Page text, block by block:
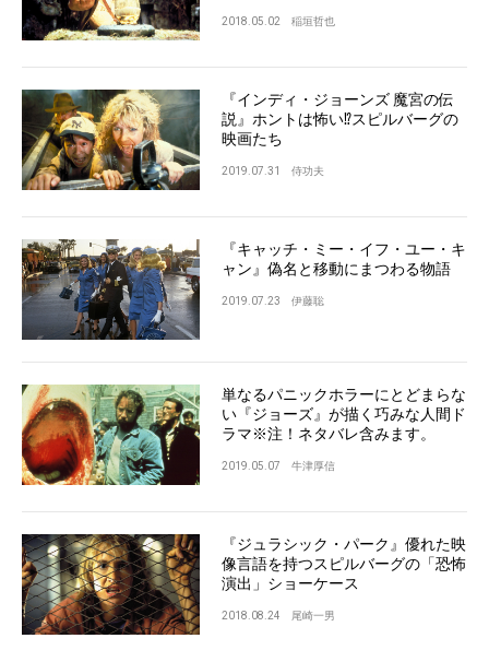
2018.05.02 稲垣哲也
『インディ・ジョーンズ 魔宮の伝
説』ホントは怖い⁉︎スピルバーグの
映画たち
2019.07.31 侍功夫
『キャッチ・ミー・イフ・ユー・キ
ャン』偽名と移動にまつわる物語
2019.07.23 伊藤聡
単なるパニックホラーにとどまらな
い『ジョーズ』が描く巧みな人間ド
ラマ※注！ネタバレ含みます。
2019.05.07 牛津厚信
『ジュラシック・パーク』優れた映
像言語を持つスピルバーグの「恐怖
演出」ショーケース
2018.08.24 尾崎一男